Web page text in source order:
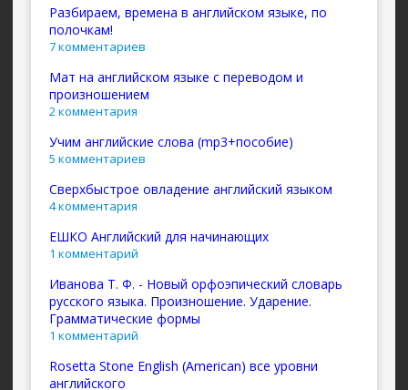
Разбираем, времена в английском языке, по
полочкам!
7 комментариев
Мат на английском языке с переводом и
произношением
2 комментария
Учим английские слова (mp3+пособие)
5 комментариев
Сверхбыстрое овладение английский языком
4 комментария
ЕШКО Английский для начинающих
1 комментарий
Иванова Т. Ф. - Новый орфоэпический словарь
русского языка. Произношение. Ударение.
Грамматические формы
1 комментарий
Rosetta Stone English (American) все уровни
английского